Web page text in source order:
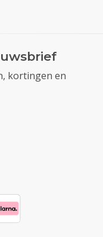
kortingen en